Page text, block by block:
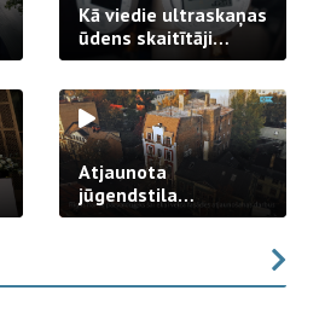
Kā viedie ultraskaņas
ūdens skaitītāji
strādā praksē
Atjaunota
jūgendstila
arhitektūras pērles